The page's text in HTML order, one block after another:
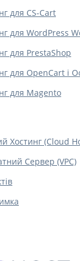
для CS-Cart
для WordPress
для PrestaShop
для OpenCart і
для Magento
Хостинг (Cloud
Сервер (VPC)